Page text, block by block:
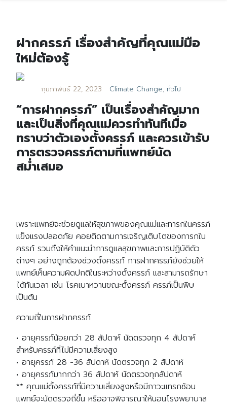
ฝากครรภ์ เรื่องสำคัญที่คุณแม่มือ
ใหม่ต้องรู้
กุมภาพันธ์ 22, 2023 Climate Change, ทั่วไป
“การฝากครรภ์” เป็นเรื่องสำคัญมาก
และเป็นสิ่งที่คุณแม่ควรทำทันทีเมื่อ
ทราบว่าตัวเองตั้งครรภ์ และควรเข้ารับ
การตรวจครรภ์ตามที่แพทย์นัด
สม่ำเสมอ
เพราะแพทย์จะช่วยดูแลให้สุขภาพของคุณแม่และทารกในครรภ์
แข็งแรงปลอดภัย คอยติดตามการเจริญเติบโตของทารกใน
ครรภ์ รวมถึงให้คำแนะนำการดูแลสุขภาพและการปฏิบัติตัว
ต่างๆ อย่างถูกต้องช่วงตั้งครรภ์ การฝากครรภ์ยังช่วยให้
แพทย์เห็นความผิดปกติในระหว่างตั้งครรภ์ และสามารถรักษา
ได้ทันเวลา เช่น โรคเบาหวานขณะตั้งครรภ์ ครรภ์เป็นพิษ
เป็นต้น
ความถี่ในการฝากครรภ์
• อายุครรภ์น้อยกว่า 28 สัปดาห์ นัดตรวจทุก 4 สัปดาห์
สำหรับครรภ์ที่ไม่มีความเสี่ยงสูง
• อายุครรภ์ 28 -36 สัปดาห์ นัดตรวจทุก 2 สัปดาห์
• อายุครรภ์มากกว่า 36 สัปดาห์ นัดตรวจทุกสัปดาห์
** คุณแม่ตั้งครรภ์ที่มีความเสี่ยงสูงหรือมีภาวะแทรกซ้อน
แพทย์จะนัดตรวจถี่ขึ้น หรืออาจพิจารณาให้นอนโรงพยาบาล